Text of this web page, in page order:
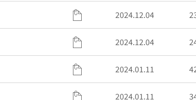
2024.12.04
2024.12.04
2024.01.11
2024.01.11